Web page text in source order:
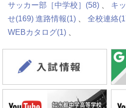
サッカー部［中学校］ (58) キ
せ(169) 進路情報(1) 全校連絡
WEBカタログ(1)